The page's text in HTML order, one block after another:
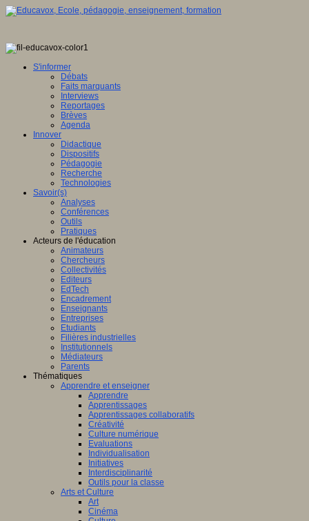
S'informer
Débats
Faits marquants
Interviews
Reportages
Brèves
Agenda
Innover
Didactique
Dispositifs
Pédagogie
Recherche
Technologies
Savoir(s)
Analyses
Conférences
Outils
Pratiques
Acteurs de l'éducation
Animateurs
Chercheurs
Collectivités
Editeurs
EdTech
Encadrement
Enseignants
Entreprises
Etudiants
Filières industrielles
Institutionnels
Médiateurs
Parents
Thématiques
Apprendre et enseigner
Apprendre
Apprentissages
Apprentissages collaboratifs
Créativité
Culture numérique
Evaluations
Individualisation
Initiatives
Interdisciplinarité
Outils pour la classe
Arts et Culture
Art
Cinéma